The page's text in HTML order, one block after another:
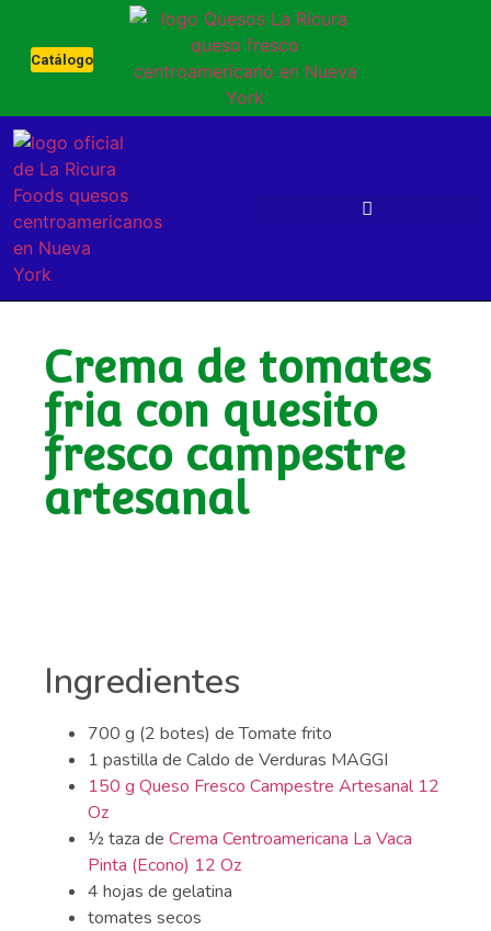
Catálogo
Crema de tomates
fria con quesito
fresco campestre
artesanal
Ingredientes
700 g (2 botes) de Tomate frito
1 pastilla de Caldo de Verduras MAGGI
150 g Queso Fresco Campestre Artesanal 12
Oz
½ taza de Crema Centroamericana La Vaca
Pinta (Econo) 12 Oz
4 hojas de gelatina
tomates secos